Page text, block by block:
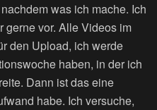
was ich mache. Ich
gerne vor. Alle Videos im
den Upload, ich werde
haben, in der ich
Dann ist das eine
habe. Ich versuche,